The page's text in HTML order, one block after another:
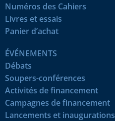
Numéros des Cahiers
Livres et essais
Panier d’achat
ÉVÉNEMENTS
Débats
Soupers-conférences
Activités de financement
Campagnes de financement
Lancements et inaugurations